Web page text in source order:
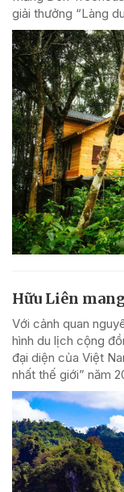
giải thưởng “Làng
Hữu Liên
Với cảnh quan
hình du lịch cộng
đại diện của Việt
nhất thế giới” năm